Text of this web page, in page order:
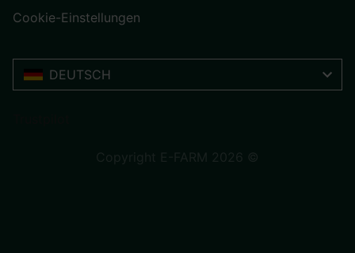
Cookie-Einstellungen
DEUTSCH